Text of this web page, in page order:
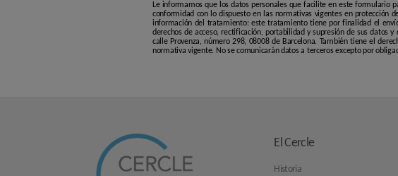
Le informamos que los datos personales que facilite en este formulario
conformidad con lo dispuesto en las normativas vigentes en protección
información del tratamiento: este tratamiento tiene por finalidad el
derechos de acceso, rectificación, portabilidad y supresión de sus
calle Provenza, número 298, 08008 de Barcelona. También tiene el
normativa vigente. No se comunicarán datos a terceros excepto por
El Cercle
Historia